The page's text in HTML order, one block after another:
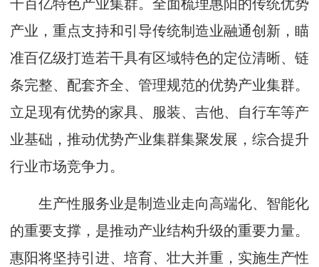
干百亿特色产业集群。全面梳理惠阳的传统优势
产业，重点支持和引导传统制造业融通创新，瞄
准百亿级打造若干具有区域特色的定位清晰、链
条完整、配套齐全、管理规范的优势产业集群。
立足现有优势的家具、服装、吉他、自行车等产
业基础，推动优势产业集群集聚发展，综合提升
行业市场竞争力。
生产性服务业是制造业走向高端化、智能化
的重要支撑，是推动产业结构升级的重要力量。
惠阳将坚持引进、培育、壮大并重，实施生产性